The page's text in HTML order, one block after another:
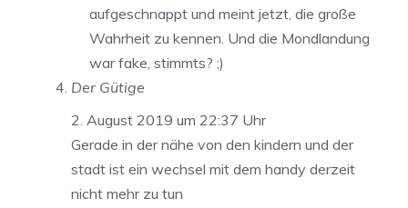
aufgeschnappt und meint jetzt, die große
Wahrheit zu kennen. Und die Mondlandung
war fake, stimmts? ;)
Der Gütige
2. August 2019 um 22:37 Uhr
Gerade in der nähe von den kindern und der
stadt ist ein wechsel mit dem handy derzeit
nicht mehr zu tun